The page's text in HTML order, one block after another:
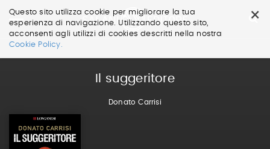
×
Questo sito utilizza cookie per migliorare la tua
esperienza di navigazione. Utilizzando questo sito,
acconsenti agli utilizzi di cookies descritti nella nostra
Cookie Policy.
Salta
Il suggeritore
Donato Carrisi